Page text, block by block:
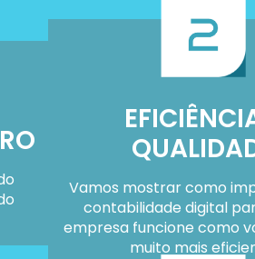
Vamos mostrar como
contabilidade digital
empresa funcione como
muito mais